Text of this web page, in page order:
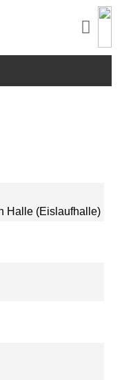
Halle (Eislaufhalle)